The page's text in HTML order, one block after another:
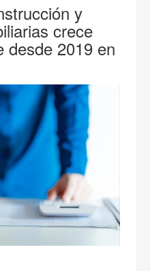
y
crece
desde 2019 en